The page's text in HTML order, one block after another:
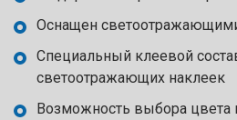
Оснащен
Специальный клеевой
светоотражающих наклеек
Возможность выбора цвета